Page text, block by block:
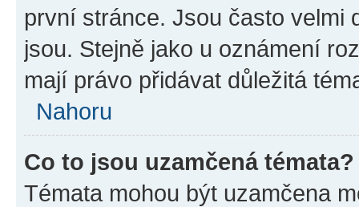
první stránce. Jsou často velmi
jsou. Stejně jako u oznámení
mají právo přidávat důležitá
Nahoru
Co to jsou uzamčená témata?
Témata mohou být uzamčena